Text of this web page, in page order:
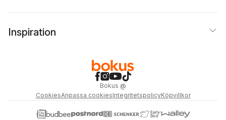
Inspiration
Bokus @
CookiesAnpassa cookiesIntegritetspolicyKöpvillkor